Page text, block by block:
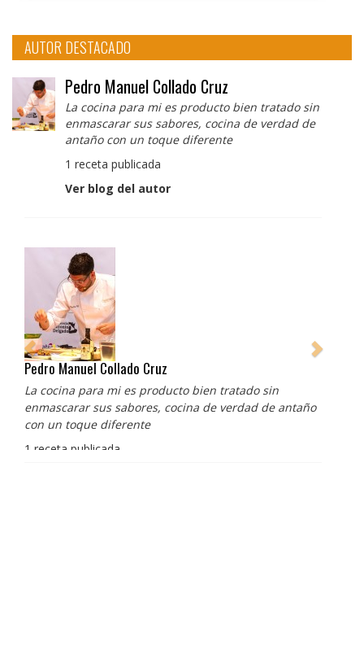
AUTOR DESTACADO
Pedro Manuel Collado Cruz
La cocina para mi es producto bien tratado sin
enmascarar sus sabores, cocina de verdad de
antaño con un toque diferente
1 receta publicada
Ver blog del autor
Pedro Manuel Collado Cruz
La cocina para mi es producto bien tratado sin
enmascarar sus sabores, cocina de verdad de antaño
con un toque diferente
1 receta publicada